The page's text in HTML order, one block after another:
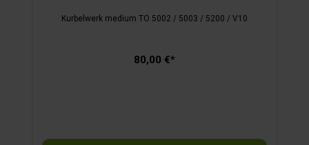
Kurbelwerk medium TO 5002 / 5003 / 5200 / V10
80,00 €*